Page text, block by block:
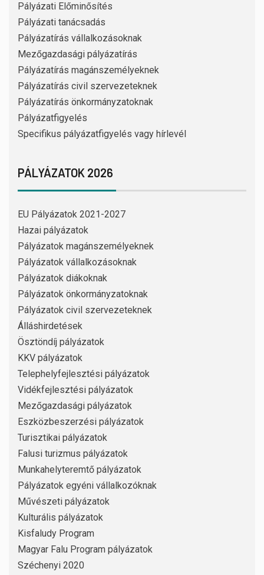
Pályázati Előminősítés
Pályázati tanácsadás
Pályázatírás vállalkozásoknak
Mezőgazdasági pályázatírás
Pályázatírás magánszemélyeknek
Pályázatírás civil szervezeteknek
Pályázatírás önkormányzatoknak
Pályázatfigyelés
Specifikus pályázatfigyelés vagy hírlevél
PÁLYÁZATOK 2026
EU Pályázatok 2021-2027
Hazai pályázatok
Pályázatok magánszemélyeknek
Pályázatok vállalkozásoknak
Pályázatok diákoknak
Pályázatok önkormányzatoknak
Pályázatok civil szervezeteknek
Álláshirdetések
Ösztöndíj pályázatok
KKV pályázatok
Telephelyfejlesztési pályázatok
Vidékfejlesztési pályázatok
Mezőgazdasági pályázatok
Eszközbeszerzési pályázatok
Turisztikai pályázatok
Falusi turizmus pályázatok
Munkahelyteremtő pályázatok
Pályázatok egyéni vállalkozóknak
Művészeti pályázatok
Kulturális pályázatok
Kisfaludy Program
Magyar Falu Program pályázatok
Széchenyi 2020